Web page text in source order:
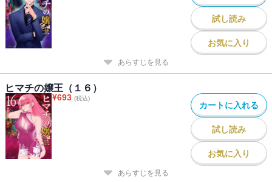
試し読み
お気に入り
あらすじを見る
ヒマチの嬢王（１６）
¥693 (税込)
カートに入れる
試し読み
お気に入り
あらすじを見る